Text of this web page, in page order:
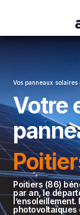
Devis en
Vos panneaux
Votre
Poitiers (86)
par an, le